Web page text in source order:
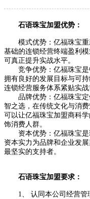
石语珠宝加盟优势：
模式优势：亿福珠宝重
基础的连锁经营终端盈利
可真正提升实战水平。
竞争优势：亿福珠宝是
拥有良好的发展目标与可
连锁经营服务体系紧贴实
品牌优势：亿福珠宝定
智之选，在传统文化与消
可以让亿福珠宝加盟商科
饰消费人群。
资本优势：亿福珠宝是
资本实力为品牌和企业发
最坚实的支持者。
石语珠宝加盟要求：
1、 认同本公司经营管